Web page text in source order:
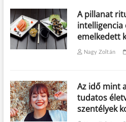
A pillanat
intelligencia
emelkedett
Nagy Zoltán
Az idő mint
tudatos
szentélyek